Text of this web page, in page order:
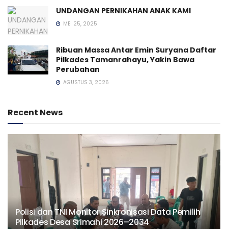
UNDANGAN PERNIKAHAN ANAK KAMI
MEI 25, 2025
Ribuan Massa Antar Emin Suryana Daftar
Pilkades Tamanrahayu, Yakin Bawa
Perubahan
AGUSTUS 3, 2026
Recent News
Polisi dan TNI Monitor Sinkronisasi Data Pemilih
Pilkades Desa Srimahi 2026–2034